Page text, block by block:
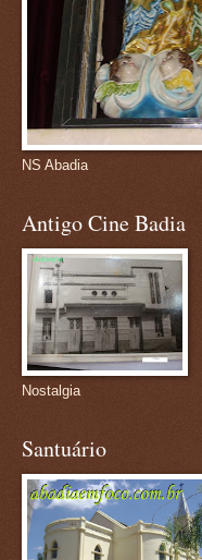
NS Abadia
Antigo Cine Badia
Nostalgia
Santuário